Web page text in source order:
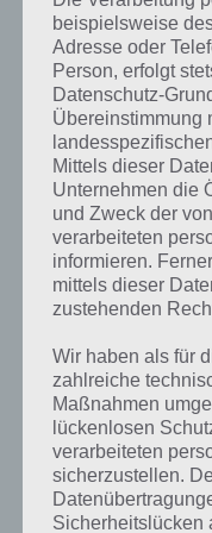
Kurze
Zelten
Zelten ist die Lösung für
Bilder 1 Wort, doch
gibt es dazu zu wissen?
beispielsweise
Adresse oder
Person, erfolgt
Datenschutz-
Übereinstimmung
Mittels dieser
Unternehmen die
und Zweck der
verarbeiteten
informieren.
mittels dieser
zustehenden
Wir haben als für
zahlreiche
Maßnahmen
lückenlosen
verarbeiteten
sicherzustellen.
Sicherheitslücken